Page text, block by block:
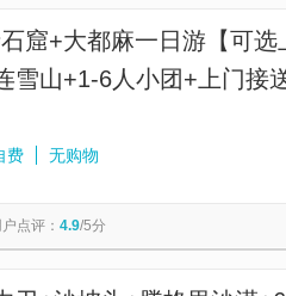
窟+大都麻一日游【可选
雪山+1-6人小团+上门接
游
费 无购物
点评： 4.9/5分